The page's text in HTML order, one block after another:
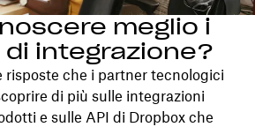
meglio i
integrazione?
che i partner tecnologici
di più sulle integrazioni
e sulle API di Dropbox che